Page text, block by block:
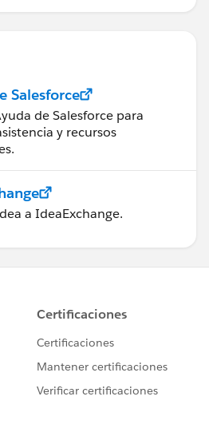
Salesforce
de Salesforce para
y recursos
a IdeaExchange.